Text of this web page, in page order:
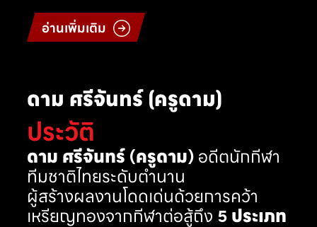
อ่านเพิ่มเติม
ดาม ศรีจันทร์ (ครูดาม)
ประวัติ
ดาม ศรีจันทร์ (ครูดาม)อดีตนักกีฬา
ทีมชาติไทยระดับตำนาน
ผู้สร้างผลงานโดดเด่นด้วยการคว้า
เหรียญทองจากกีฬาต่อสู้ถึง 5 ประเภท